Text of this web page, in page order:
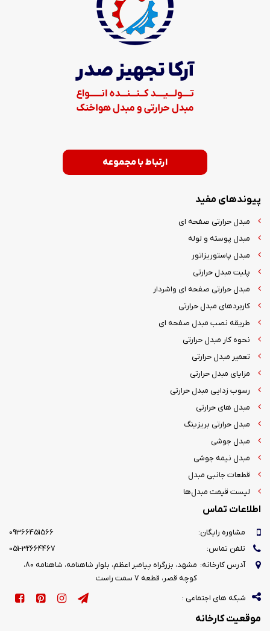
ارتباط با مجموعه
پیوندهای مفید
مبدل حرارتی صفحه ای
مبدل پوسته و لوله
مبدل پاستوریزاتور
پلیت مبدل حرارتی
مبدل حرارتی صفحه ای واشردار
کاربردهای مبدل حرارتی
طریقه نصب مبدل صفحه ای
نحوه کار مبدل حرارتی
تعمیر مبدل حرارتی
مزایای مبدل حرارتی
رسوب زدایی مبدل حرارتی
مبدل های حرارتی
مبدل حرارتی بریزینگ
مبدل جوشی
مبدل نیمه جوشی
قطعات جانبی مبدل
لیست قیمت مبدل‌ها
اطلاعات تماس
مشاوره رایگان:
09366451566
تلفن تماس:
051-32664467
آدرس کارخانه:
مشهد، بزرگراه پیامبر اعظم، بلوار شاهنامه، شاهنامه 80،
کوچه قصر، قطعه 7 سمت راست
شبکه های اجتماعی :
موقعیت کارخانه